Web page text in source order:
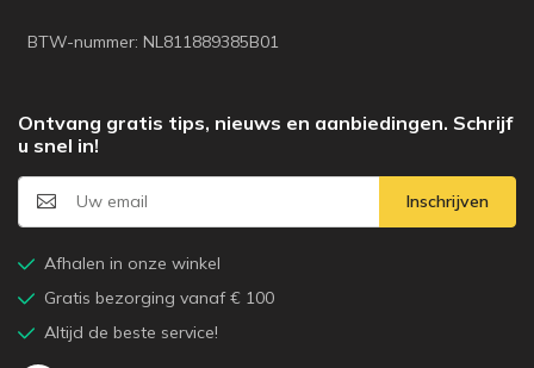
BTW-nummer: NL811889385B01
Ontvang gratis tips, nieuws en aanbiedingen. Schrijf
u snel in!
Inschrijven
Afhalen in onze winkel
Gratis bezorging vanaf € 100
Altijd de beste service!